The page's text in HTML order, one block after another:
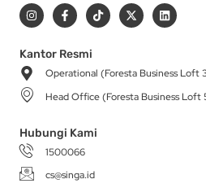
I
n
s
a
g
r
a
m
F
a
c
b
o
-
T
i
k
X
-
t
t
r
L
i
n
i
Kantor Resmi
Operational (Foresta Business Loft
Head Office (Foresta Business Loft
Hubungi Kami
1500066
cs@singa.id